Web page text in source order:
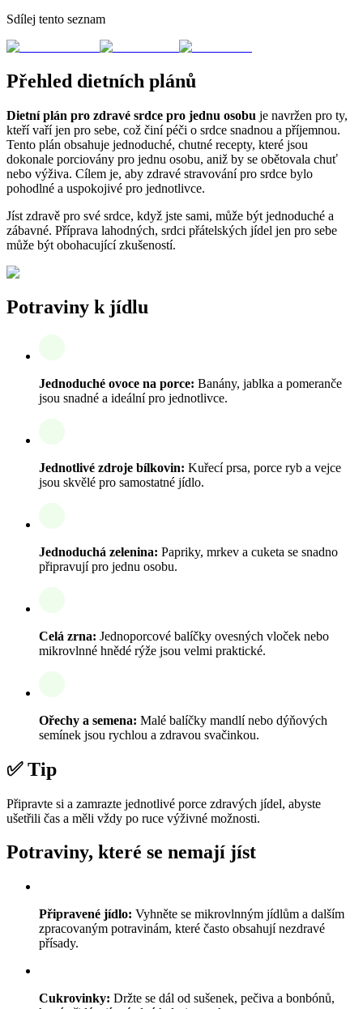
Sdílej tento seznam
Přehled dietních plánů
Dietní plán pro zdravé srdce pro jednu osobu je navržen pro ty,
kteří vaří jen pro sebe, což činí péči o srdce snadnou a příjemnou.
Tento plán obsahuje jednoduché, chutné recepty, které jsou
dokonale porciovány pro jednu osobu, aniž by se obětovala chuť
nebo výživa. Cílem je, aby zdravé stravování pro srdce bylo
pohodlné a uspokojivé pro jednotlivce.
Jíst zdravě pro své srdce, když jste sami, může být jednoduché a
zábavné. Příprava lahodných, srdci přátelských jídel jen pro sebe
může být obohacující zkušeností.
Potraviny k jídlu
Jednoduché ovoce na porce: Banány, jablka a pomeranče
jsou snadné a ideální pro jednotlivce.
Jednotlivé zdroje bílkovin: Kuřecí prsa, porce ryb a vejce
jsou skvělé pro samostatné jídlo.
Jednoduchá zelenina: Papriky, mrkev a cuketa se snadno
připravují pro jednu osobu.
Celá zrna: Jednoporcové balíčky ovesných vloček nebo
mikrovlnné hnědé rýže jsou velmi praktické.
Ořechy a semena: Malé balíčky mandlí nebo dýňových
semínek jsou rychlou a zdravou svačinkou.
✅ Tip
Připravte si a zamrazte jednotlivé porce zdravých jídel, abyste
ušetřili čas a měli vždy po ruce výživné možnosti.
Potraviny, které se nemají jíst
Připravené jídlo: Vyhněte se mikrovlnným jídlům a dalším
zpracovaným potravinám, které často obsahují nezdravé
přísady.
Cukrovinky: Držte se dál od sušenek, pečiva a bonbónů,